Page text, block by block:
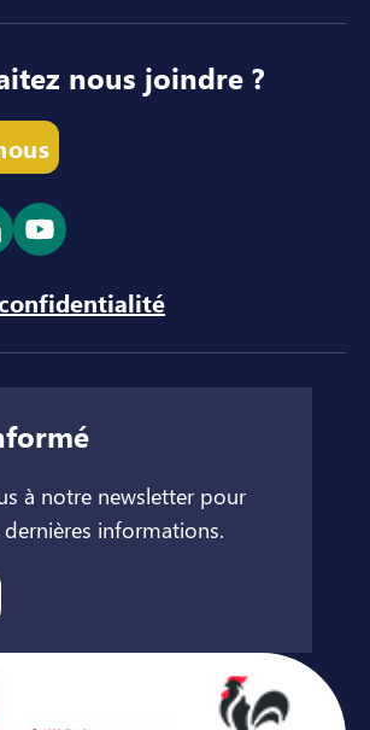
nous joindre ?
dans un nouvel onglet
lien dans un nouvel onglet
le lien dans un nouvel
Ouvrir le lien dans un
à notre newsletter pour
informations.
...